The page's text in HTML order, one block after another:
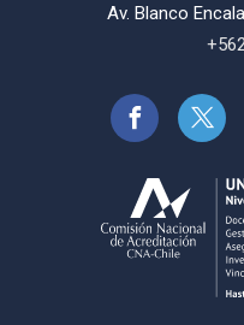
Av. Blanco